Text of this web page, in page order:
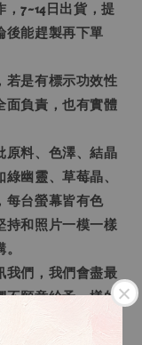
7~14日出貨，提
後能趕製再下單
若是有標示功效性
面負責，也有實體
原料、色澤、結晶
幽靈、草莓晶、
每台螢幕皆有色
持和照片一模一樣
我們，我們會盡最
願意給予一樣的